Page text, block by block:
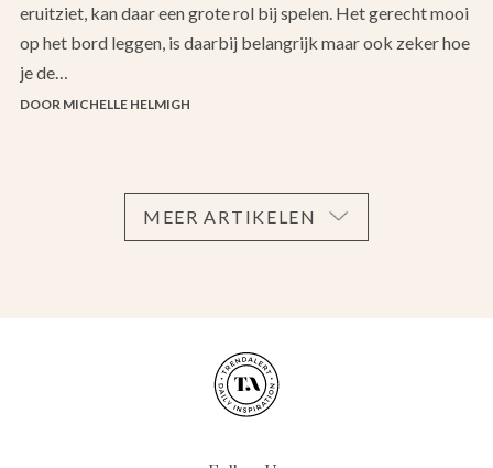
eruitziet, kan daar een grote rol bij spelen. Het gerecht mooi
op het bord leggen, is daarbij belangrijk maar ook zeker hoe
je de…
DOOR MICHELLE HELMIGH
MEER ARTIKELEN